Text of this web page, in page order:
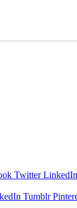
Twitter LinkedIn
Tumblr